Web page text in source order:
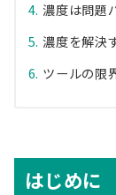
濃度は問題
濃度を解決
ツールの限
はじめに